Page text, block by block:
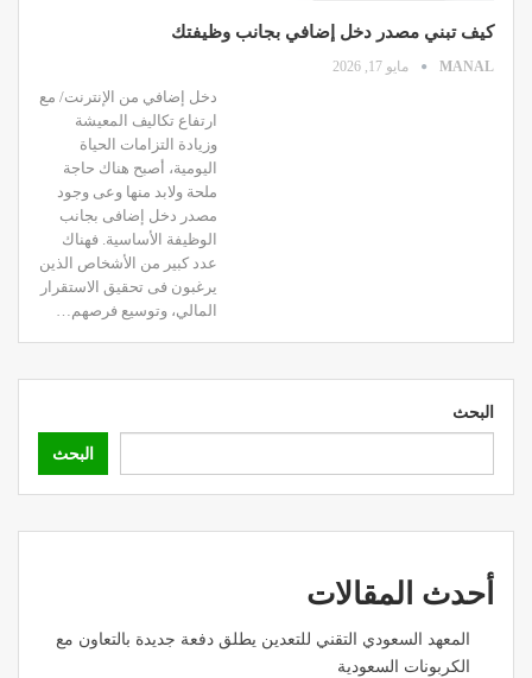
كيف تبني مصدر دخل إضافي بجانب وظيفتك
MANAL مايو 17, 2026
دخل إضافي من الإنترنت/ مع
ارتفاع تكاليف المعيشة
وزيادة التزامات الحياة
اليومية، أصبح هناك حاجة
ملحة ولابد منها وعى وجود
مصدر دخل إضافى بجانب
الوظيفة الأساسية. فهناك
عدد كبير من الأشخاص الذين
يرغبون فى تحقيق الاستقرار
المالي، وتوسيع فرصهم…
البحث
البحث
أحدث المقالات
المعهد السعودي التقني للتعدين يطلق دفعة جديدة بالتعاون مع
الكربونات السعودية